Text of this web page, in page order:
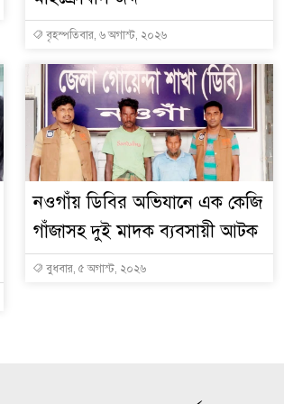
বৃহস্পতিবার, ৬ অগাস্ট, ২০২৬
নওগাঁয় ডিবির অভিযানে এক কেজি
গাঁজাসহ দুই মাদক ব্যবসায়ী আটক
বুধবার, ৫ অগাস্ট, ২০২৬